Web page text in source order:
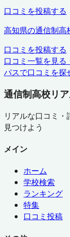
口コミを投稿する
高知県の通信制高
口コミを投稿する
口コミ一覧を見る
パスで口コミを探
通信制高校リ
リアルな口コミ
見つけよう
メイン
ホーム
学校検索
ランキング
特集
口コミ投稿